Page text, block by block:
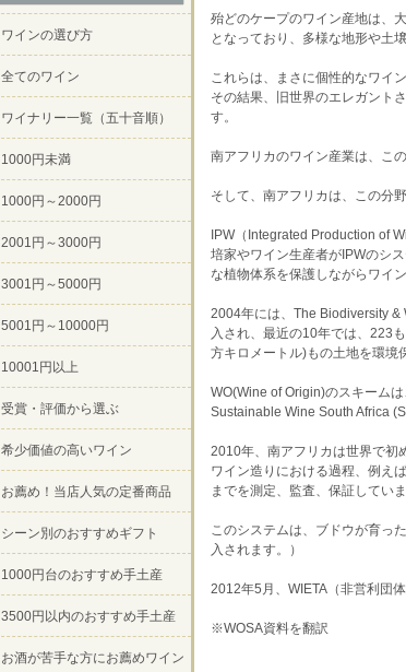
殆どのケープのワイン産地は、
となっており、多様な地形や土
これらは、まさに個性的なワイ
その結果、旧世界のエレガント
す。
南アフリカのワイン産業は、こ
そして、南アフリカは、この分
IPW（Integrated Production of
培家やワイン生産者がIPWのシ
な植物体系を保護しながらワイ
2004年には、The Biodiversity &
入され、最近の10年では、223
方キロメートル)もの土地を環境
WO(Wine of Origin)のスキーム
Sustainable Wine South Africa
2010年、南アフリカは世界で初
ワイン造りにおける過程、例え
までを測定、監査、保証していま
このシステムは、ブドウが育っ
入されます。）
2012年5月、WIETA（非営利団
※WOSA資料を翻訳
ワインの選び方
全てのワイン
ワイナリー一覧（五十音順）
1000円未満
1000円～2000円
2001円～3000円
3001円～5000円
5001円～10000円
10001円以上
受賞・評価から選ぶ
希少価値の高いワイン
お薦め！当店人気の定番商品
シーン別のおすすめギフト
1000円台のおすすめ手土産
3500円以内のおすすめ手土産
お酒が苦手な方にお薦めワイン